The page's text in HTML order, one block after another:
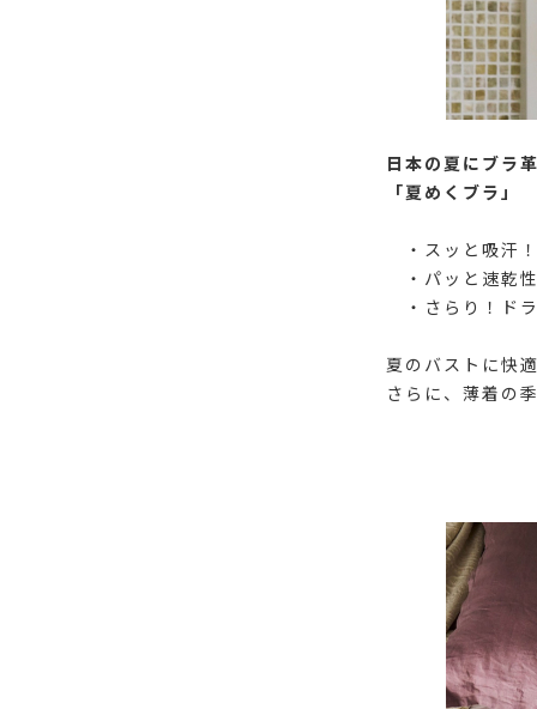
日本の夏にブラ
「夏めくブラ
・スッと吸汗
・パッと速乾
・さらり！ド
夏のバストに快
さらに、薄着の